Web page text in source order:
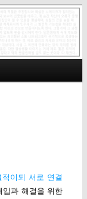
이되 서로 연결
입과 해결을 위한